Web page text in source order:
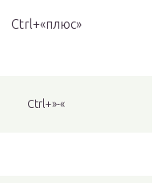
Сtrl+«плюс»
Сtrl+»-«